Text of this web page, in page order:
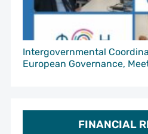
Intergovernmental
European Governance,
FINANCIAL